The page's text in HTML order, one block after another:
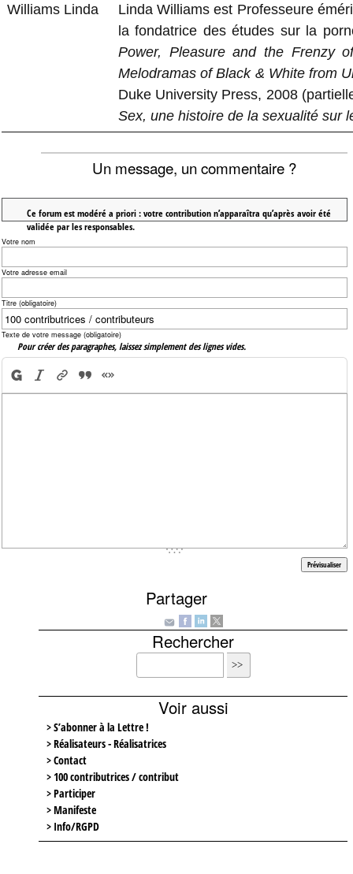
Williams Linda
Linda Williams est Professeure
la fondatrice des études sur la
Power, Pleasure and the Frenzy
Melodramas of Black & White from
Duke University Press, 2008
Sex, une histoire de la sexualité sur
Un message, un commentaire ?
Ce forum est modéré a priori : votre contribution n’apparaîtra qu’après avoir été
validée par les responsables.
Votre nom
Votre adresse email
Titre (obligatoire)
Texte de votre message (obligatoire)
Pour créer des paragraphes, laissez simplement des lignes vides.
Partager
Rechercher
Voir aussi
> S’abonner à la Lettre !
> Réalisateurs - Réalisatrices
> Contact
> 100 contributrices / contribut
> Participer
> Manifeste
> Info/RGPD